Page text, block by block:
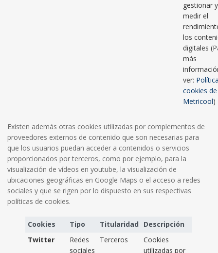
gestionar y
medir el
los
digitales
más
ver:
cookies de
Metricool)
Existen además otras cookies utilizadas por complementos de
proveedores externos de contenido que son necesarias para
que los usuarios puedan acceder a contenidos o servicios
proporcionados por terceros, como por ejemplo, para la
visualización de vídeos en youtube, la visualización de
ubicaciones geográficas en Google Maps o el acceso a redes
sociales y que se rigen por lo dispuesto en sus respectivas
políticas de cookies.
Cookies Tipo Titularidad
Descripción
Twitter
Redes
sociales
Terceros
Cookies
utilizadas por